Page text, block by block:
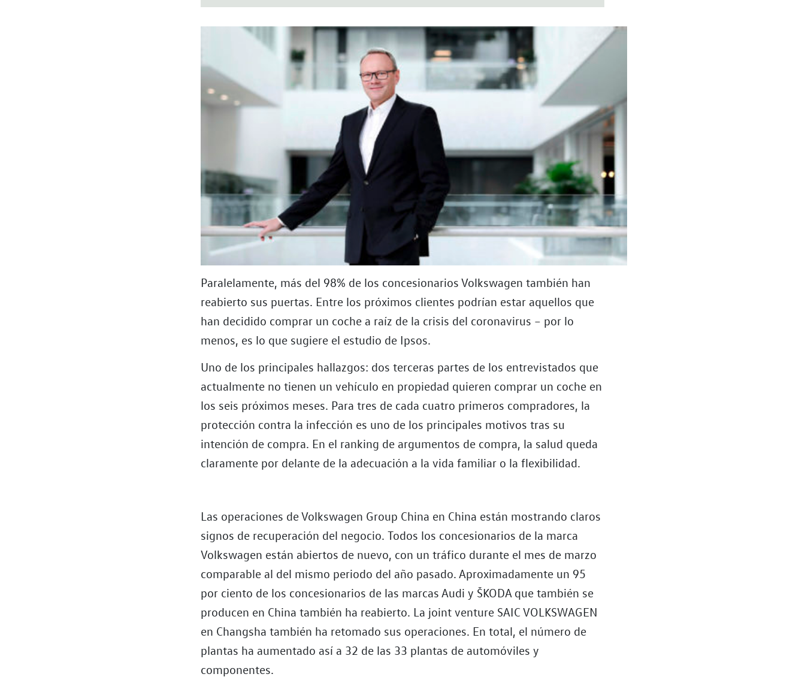
Paralelamente, más del 98% de los concesionarios Volkswagen también han
reabierto sus puertas. Entre los próximos clientes podrían estar aquellos que
han decidido comprar un coche a raíz de la crisis del coronavirus – por lo
menos, es lo que sugiere el estudio de Ipsos.
Uno de los principales hallazgos: dos terceras partes de los entrevistados que
actualmente no tienen un vehículo en propiedad quieren comprar un coche en
los seis próximos meses. Para tres de cada cuatro primeros compradores, la
protección contra la infección es uno de los principales motivos tras su
intención de compra. En el ranking de argumentos de compra, la salud queda
claramente por delante de la adecuación a la vida familiar o la flexibilidad.
Las operaciones de Volkswagen Group China en China están mostrando claros
signos de recuperación del negocio. Todos los concesionarios de la marca
Volkswagen están abiertos de nuevo, con un tráfico durante el mes de marzo
comparable al del mismo periodo del año pasado. Aproximadamente un 95
por ciento de los concesionarios de las marcas Audi y ŠKODA que también se
producen en China también ha reabierto. La joint venture SAIC VOLKSWAGEN
en Changsha también ha retomado sus operaciones. En total, el número de
plantas ha aumentado así a 32 de las 33 plantas de automóviles y
componentes.